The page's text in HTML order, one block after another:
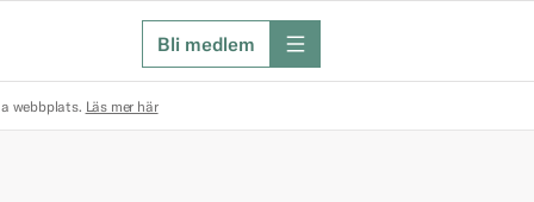
Bli medlem meny
webbplats. Läs mer här